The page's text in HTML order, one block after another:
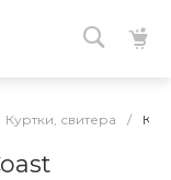
Куртки, свитера /